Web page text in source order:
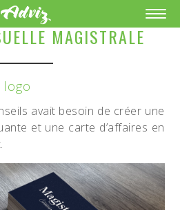
MAGISTRALE
logo
avait besoin de créer une
et une carte d’affaires en